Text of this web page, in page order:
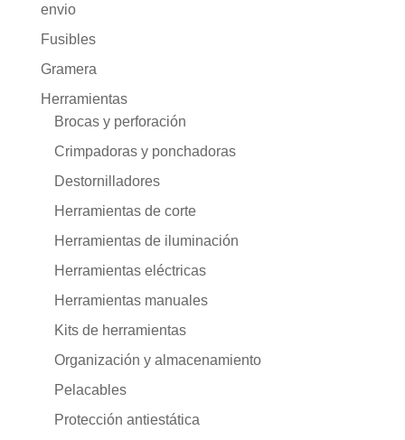
envio
Fusibles
Gramera
Herramientas
Brocas y perforación
Crimpadoras y ponchadoras
Destornilladores
Herramientas de corte
Herramientas de iluminación
Herramientas eléctricas
Herramientas manuales
Kits de herramientas
Organización y almacenamiento
Pelacables
Protección antiestática